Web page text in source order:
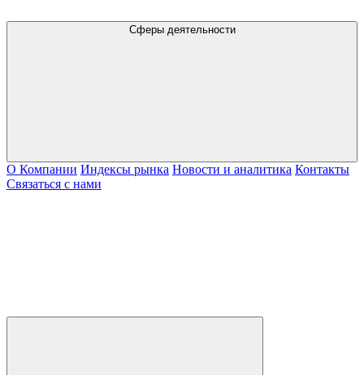
Сферы деятельности
О Компании Индексы рынка Новости и аналитика Контакты
Связаться с нами